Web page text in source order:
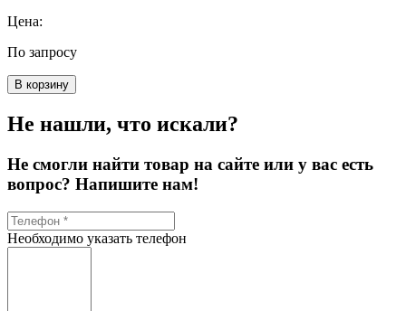
Цена:
По запросу
В корзину
Не нашли, что искали?
Не смогли найти товар на сайте или у вас есть
вопрос? Напишите нам!
Необходимо указать телефон